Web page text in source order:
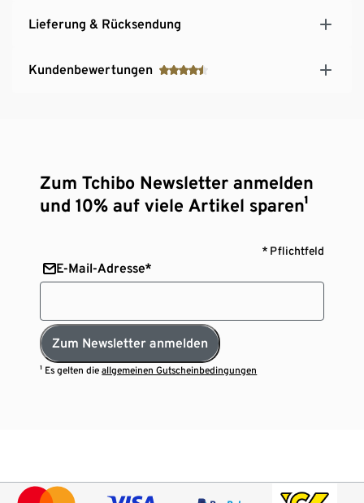
Lieferung & Rücksendung
Kundenbewertungen
Zum Tchibo Newsletter anmelden
und 10% auf viele Artikel sparen¹
* Pflichtfeld
E-Mail-Adresse*
Zum Newsletter anmelden
¹ Es gelten dieallgemeinen Gutscheinbedingungen